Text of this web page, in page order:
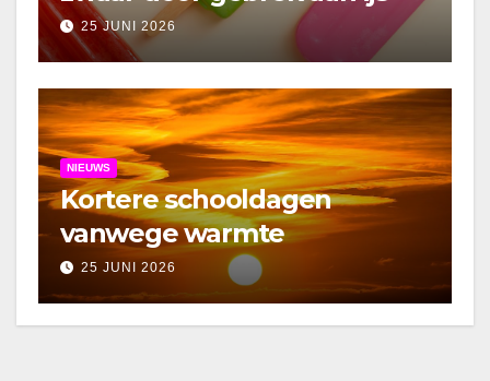
25 JUNI 2026
NIEUWS
Kortere schooldagen
vanwege warmte
25 JUNI 2026